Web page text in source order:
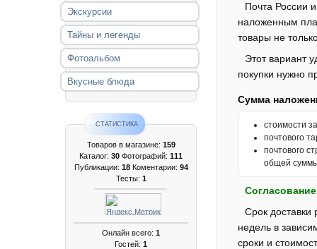
Экскурсии
Тайны и легенды
Фотоальбом
Вкусные блюда
СТАТИСТИКА
Товаров в магазине: 159
Каталог: 30 Фотографий: 111
Публикации: 18 Коментарии: 94
Тесты: 1
Онлайн всего: 1
Гостей: 1
Почта России
наложенным
товары не
Этот вариант
покупки нужно
Сумма
стоимости
почтового
почтового
общей
Срок доставки
недель в
сроки и